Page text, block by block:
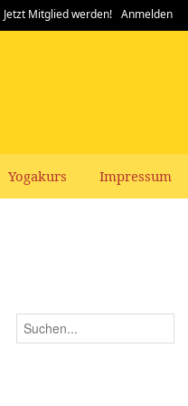
Jetzt Mitglied werden! Anmelden
Yogakurs Impressum